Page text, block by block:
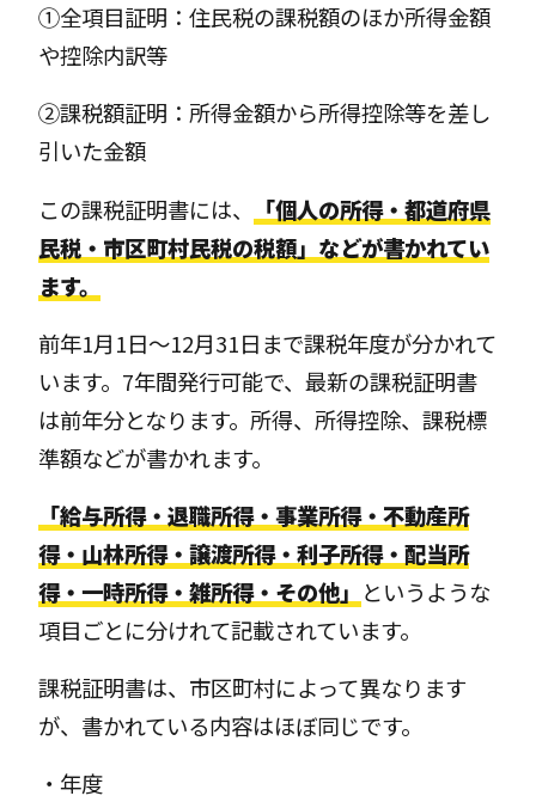
①全項目証明：住民税の課税額のほか所得金額
や控除内訳等
②課税額証明：所得金額から所得控除等を差し
引いた金額
この課税証明書には、
「個人の所得・都道府県
民税・市区町村民税の税額」などが書かれてい
ます。
前年1月1日〜12月31日まで課税年度が分かれて
います。7年間発行可能で、最新の課税証明書
は前年分となります。所得、所得控除、課税標
準額などが書かれます。
「給与所得・退職所得・事業所得・不動産所
得・山林所得・譲渡所得・利子所得・配当所
得・一時所得・雑所得・その他」 というような
項目ごとに分けれて記載されています。
課税証明書は、市区町村によって異なります
が、書かれている内容はほぼ同じです。
・年度